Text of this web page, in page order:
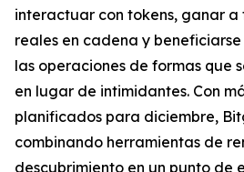
interactuar con tokens, ganar
reales en cadena y
las operaciones de formas que
en lugar de intimidantes. Con
planificados para diciembre,
combinando herramientas de
descubrimiento en un punto de